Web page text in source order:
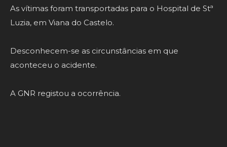
As vítimas foram transportadas para o Hospital de Stª
Luzia, em Viana do Castelo.
Desconhecem-se as circunstâncias em que
aconteceu o acidente.
A GNR registou a ocorrência.